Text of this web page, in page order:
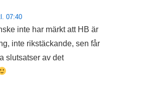
07:40
inte har märkt att HB är
inte rikstäckande, sen får
slutsatser av det